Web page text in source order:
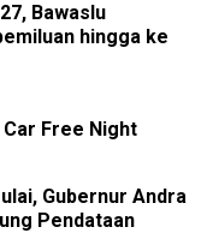
Bawaslu
hingga ke
Free Night
Gubernur Andra
Pendataan